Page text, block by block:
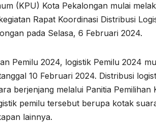
(KPU) Kota Pekalongan mulai
Rapat Koordinasi Distribusi
pada Selasa, 6 Februari 2024.
Pemilu 2024, logistik Pemilu 2024
10 Februari 2024. Distribusi
berjenjang melalui Panitia
pemilu tersebut berupa kotak
lainnya.